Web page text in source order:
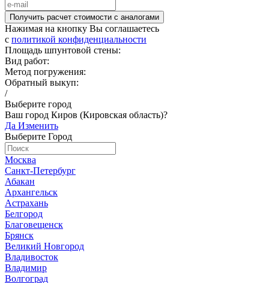
Получить расчет стоимости c аналогами
Нажимая на кнопку Вы соглашаетесь
c политикой конфиденциальности
Площадь шпунтовой стены:
Вид работ:
Метод погружения:
Обратный выкуп:
/
Выберите город
Ваш город Киров (Кировская область)?
Да Изменить
Выберите Город
Москва
Санкт-Петербург
Абакан
Архангельск
Астрахань
Белгород
Благовещенск
Брянск
Великий Новгород
Владивосток
Владимир
Волгоград